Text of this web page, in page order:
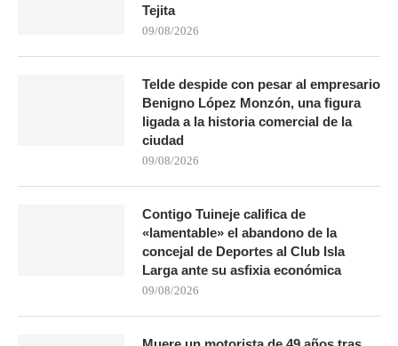
Tejita
09/08/2026
Telde despide con pesar al empresario
Benigno López Monzón, una figura
ligada a la historia comercial de la
ciudad
09/08/2026
Contigo Tuineje califica de
«lamentable» el abandono de la
concejal de Deportes al Club Isla
Larga ante su asfixia económica
09/08/2026